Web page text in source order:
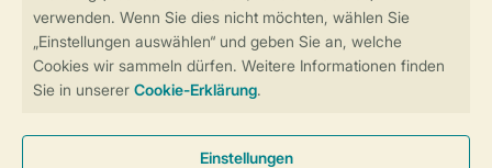
Über Landal
Mehr Landal
Zahlungsmöglichkeiten